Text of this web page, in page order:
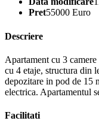
Pret55000 Euro
Descriere
Apartament cu 3
cu 4 etaje, structura din
depozitare in pod de 15
electrica. Apartamentul
Facilitati